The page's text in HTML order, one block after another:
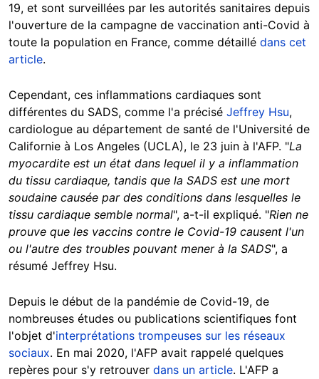
19, et sont surveillées par les autorités sanitaires depuis
l'ouverture de la campagne de vaccination anti-Covid à
toute la population en France, comme détaillé dans cet
article.
Cependant, ces inflammations cardiaques sont
différentes du SADS, comme l'a précisé Jeffrey Hsu,
cardiologue au département de santé de l'Université de
Californie à Los Angeles (UCLA), le 23 juin à l'AFP. "La
myocardite est un état dans lequel il y a inflammation
du tissu cardiaque, tandis que la SADS est une mort
soudaine causée par des conditions dans lesquelles le
tissu cardiaque semble normal", a-t-il expliqué. "Rien ne
prouve que les vaccins contre le Covid-19 causent l'un
ou l'autre des troubles pouvant mener à la SADS", a
résumé Jeffrey Hsu.
Depuis le début de la pandémie de Covid-19, de
nombreuses études ou publications scientifiques font
l'objet d'interprétations trompeuses sur les réseaux
sociaux. En mai 2020, l'AFP avait rappelé quelques
repères pour s'y retrouver dans un article. L'AFP a